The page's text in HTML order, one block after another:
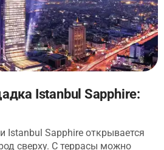
Istanbul Sapphire:
Istanbul Sapphire открывается
сверху. С террасы можно